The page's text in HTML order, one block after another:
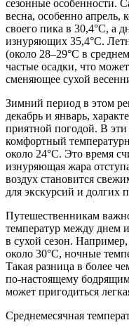
сезонные особенности.
весна, особенно апрель,
своего пика в 30,4°C, а
изнуряющих 35,4°C.
(около 28–29°C в
частые осадки, что
сменяющее сухой
Зимний период в этом
декабрь и январь,
приятной погодой. В эти
комфортный
около 24°C. Это время
изнуряющая жара
воздух становится
для экскурсий и долгих
Путешественникам
температур между днем
в сухой сезон.
около 30°C, ночные
Такая разница в более
по-настоящему
может пригодиться
Среднемесячная